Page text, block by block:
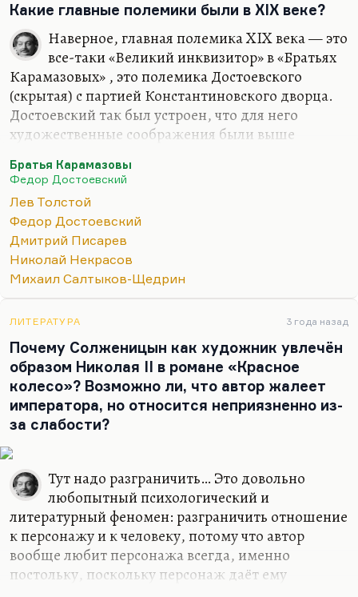
Солженицын в 70-е годы читался не так, как в 90-
е. Статья «Жить не по лжи» или даже «Наши
плюралисты» звучит лозунгом
последовательности — скажем так,…
Какие главные полемики были в XIX веке?
Наверное, главная полемика XIX века — это
все-таки «Великий инквизитор» в «Братьях
Карамазовых» , это полемика Достоевского
(скрытая) с партией Константиновского дворца.
Достоевский так был устроен, что для него
художественные соображения были выше
изобразить Победоносцева с предельной
убедительностью, да ещё и посылал ему это для
чтения. И поэтому, в конце концов, он стоял на
пороге разрыва с этой партией. Я абсолютно
уверен, что второй том «Карамазовых» показал бы
всю неизбежность краха вот этой фальшивой
концепции государства-церкви. Полемика с
Леонтьевым в том числе, и полемика со всем…
Братья Карамазовы
Федор Достоевский
Лев Толстой
Федор Достоевский
Дмитрий Писарев
Николай Некрасов
Михаил Салтыков-Щедрин
ЛИТЕРАТУРА 3 года назад
Почему Солженицын как художник увлечён
образом Николая II в романе «Красное
колесо»? Возможно ли, что автор жалеет
императора, но относится неприязненно из-
за слабости?
Тут надо разграничить… Это довольно
любопытный психологический и
литературный феномен: разграничить отношение
к персонажу и к человеку, потому что автор
вообще любит персонажа всегда, именно
постольку, поскольку персонаж даёт ему